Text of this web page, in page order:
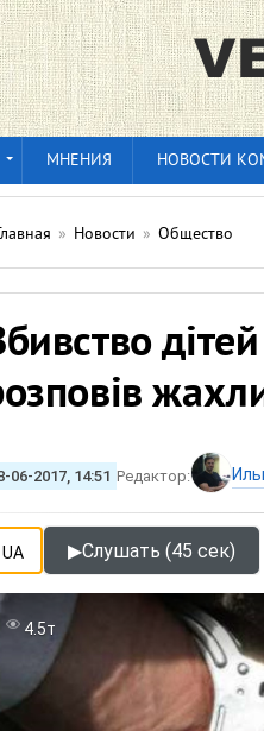
МНЕНИЯ НОВОСТИ
» Новости » Общество
06-2017, 14:51 Редактор:
UA ▶Слушать (45 сек)
4.5т